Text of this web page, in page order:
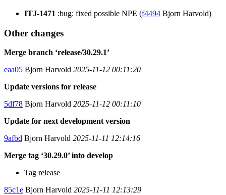
ITJ-1471 :bug: fixed possible NPE (f4494 Bjorn Harvold)
Other changes
Merge branch ‘release/30.29.1’
eaa05 Bjorn Harvold 2025-11-12 00:11:20
Update versions for release
5df78 Bjorn Harvold 2025-11-12 00:11:10
Update for next development version
9afbd Bjorn Harvold 2025-11-11 12:14:16
Merge tag ‘30.29.0’ into develop
Tag release
85c1e Bjorn Harvold 2025-11-11 12:13:29